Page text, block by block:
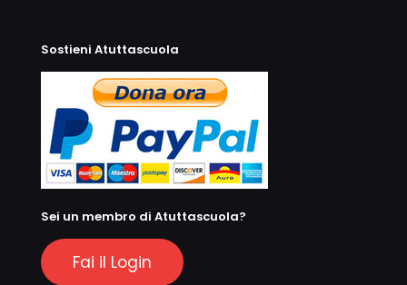
Sostieni Atuttascuola
Sei un membro di Atuttascuola?
Fai il Login